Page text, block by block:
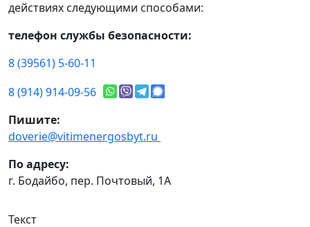
действиях следующими способами:
телефон службы безопасности:
8 (39561) 5-60-11
8 (914) 914-09-56
Пишите:
doverie@vitimenergosbyt.ru
По адресу:
г. Бодайбо, пер. Почтовый, 1А
Текст